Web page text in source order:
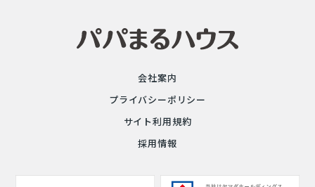
会社案内
プライバシーポリシー
サイト利用規約
採用情報